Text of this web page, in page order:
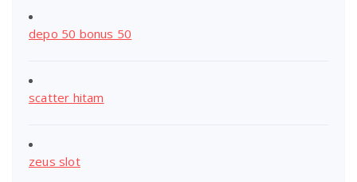
depo 50 bonus 50
scatter hitam
zeus slot